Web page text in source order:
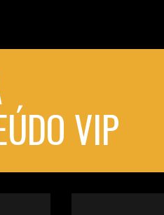
VIP